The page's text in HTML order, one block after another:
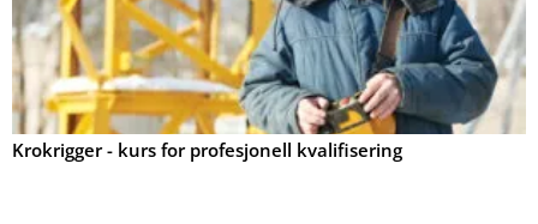
Krokrigger - kurs for profesjonell kvalifisering